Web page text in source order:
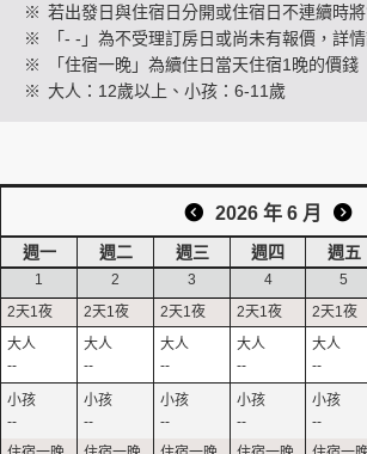
※ 若出發日與住宿日分開或住宿日不連續時
※
「- -」為不受理訂房日或尚未有報價，詳
※
「住宿一晚」為續住日當天住宿1晚的價錢
※ 大人：12歲以上、小孩：6-11歲
2026 年 6 月
週一 週二 週三 週四 週五
1
--
--
2
--
--
3
--
--
4
--
--
5
--
--